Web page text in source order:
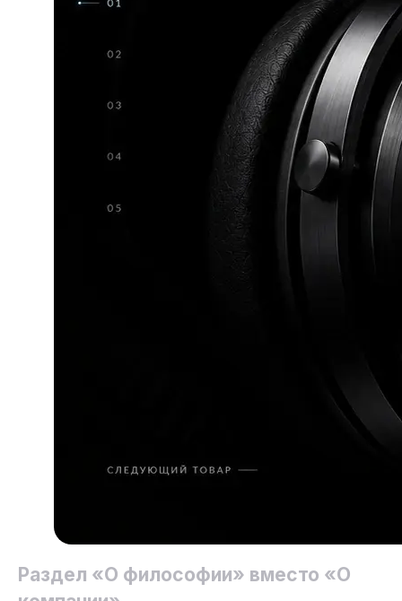
Раздел «О философии» вместо «О